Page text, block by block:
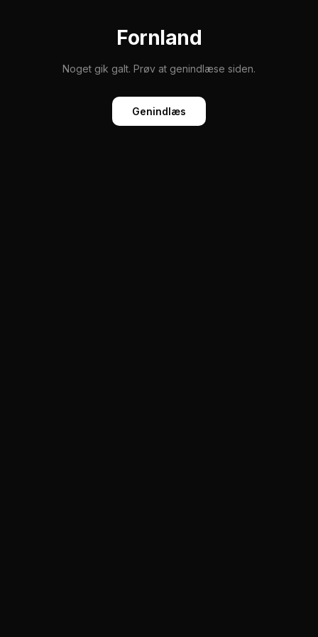
Fornland
Noget gik galt. Prøv at genindlæse siden.
Genindlæs